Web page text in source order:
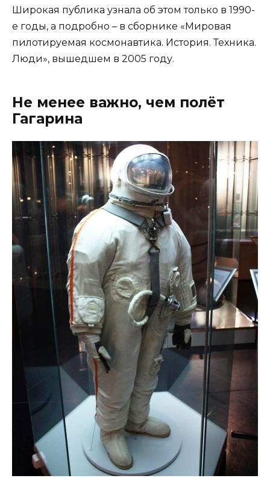
Широкая публика узнала об этом только в 1990-
е годы, а подробно – в сборнике «Мировая
пилотируемая космонавтика. История. Техника.
Люди», вышедшем в 2005 году.
Не менее важно, чем полёт
Гагарина